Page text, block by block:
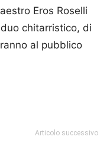
Eros Roselli
chitarristico, di
al pubblico
Articolo successivo